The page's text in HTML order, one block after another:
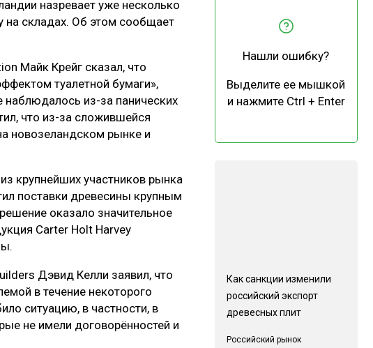
РЫНОК
ОТРАСЛЕВАЯ ДИСКУССИЯ
назревает уже несколько
на складах. Об этом сообщает
Майк Крейг сказал, что
туалетной бумаги»,
наблюдалось из-за панических
что из-за сложившейся
новозеландском рынке и
крупнейших участников рынка
поставки древесины крупным
оказало значительное
Carter Holt Harvey
Дэвид Келли заявил, что
в течение некоторого
ситуацию, в частности, в
не имели договорённостей и
Нашли ошибку?
Выделите ее мышкой
и нажмите Ctrl + Enter
Как санкции изменили
российский экспорт
древесных плит
Российский рынок